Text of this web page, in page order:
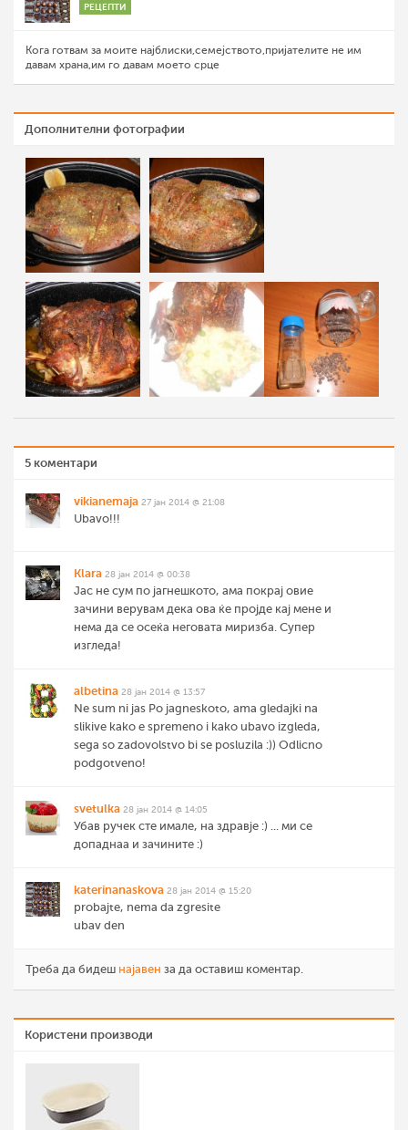
РЕЦЕПТИ
Кога готвам за моите најблиски,семејството,пријателите не им
давам храна,им го давам моето срце
Дополнителни фотографии
5 коментари
vikianemaja 27 јан 2014 @ 21:08
Ubavo!!!
Klara 28 јан 2014 @ 00:38
Јас не сум по јагнешкото, ама покрај овие
зачини верувам дека ова ќе пројде кај мене и
нема да се осеќа неговата миризба. Супер
изгледа!
albetina 28 јан 2014 @ 13:57
Ne sum ni jas Po jagneskoto, ama gledajki na
slikive kako e spremeno i kako ubavo izgleda,
sega so zadovolstvo bi se posluzila :)) Odlicno
podgotveno!
svetulka 28 јан 2014 @ 14:05
Убав ручек сте имале, на здравје :) ... ми се
допаднаа и зачините :)
katerinanaskova 28 јан 2014 @ 15:20
probajte, nema da zgresite
ubav den
Треба да бидеш најавен за да оставиш коментар.
Користени производи